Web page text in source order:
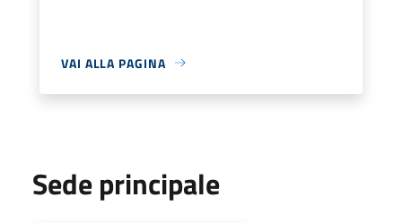
VAI ALLA PAGINA
Sede principale